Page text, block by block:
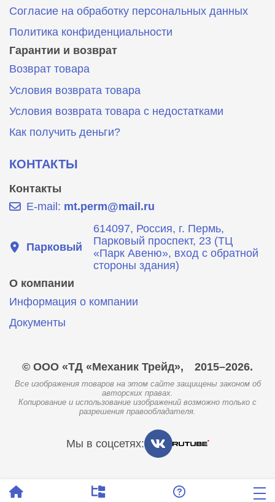
Согласие на обработку персональных данных
Политика конфиденциальности
Гарантии и возврат
Возврат товара
Условия возврата товара
Условия возврата товара с недостатками
Как получить деньги?
КОНТАКТЫ
Контакты
E-mail: mt.perm@mail.ru
Парковый
614097, Россия, г. Пермь,
Парковый проспект, 23 (ТЦ
«Парк Авеню», вход с обратной
стороны здания)
О компании
Информация о компании
Документы
© ООО «ТД «Механик Трейд», 2015–2026.
Все изображения товаров на этом сайте защищены законом об
авторских правах.
Копирование и использование изображений возможно только с
разрешения правообладателя.
Мы в соцсетях: